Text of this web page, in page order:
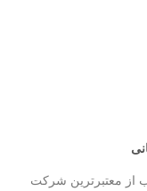
از معتبرترین شرکت